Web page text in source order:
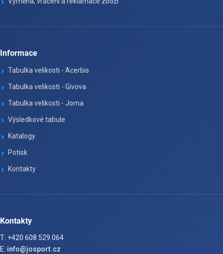
Informace
Tabulka velikosti - Acerbis
Tabulka velikosti - Givova
Tabulka velikosti - Joma
Výsledkové tabule
Katalogy
Potisk
Kontakty
Kontakty
T: +420 608 529 064
E: info@josport.cz